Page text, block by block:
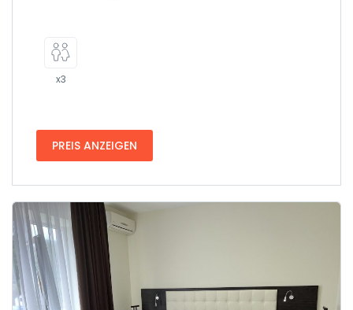
x3
PREIS ANZEIGEN